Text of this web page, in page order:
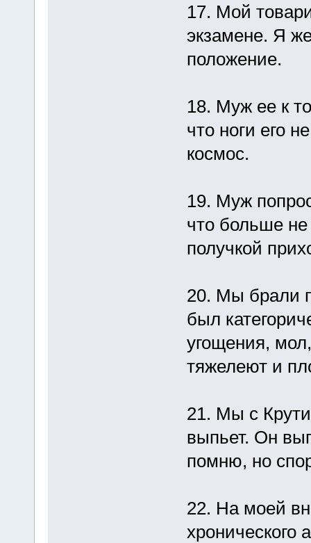
17. Мой
экзамене. Я
положение.
18. Муж ее к
что ноги его
космос.
19. Муж
что больше не
получкой
20. Мы брали
был
угощения,
тяжелеют и
21. Мы с
выпьет. Он
помню, но
22. На моей
хронического